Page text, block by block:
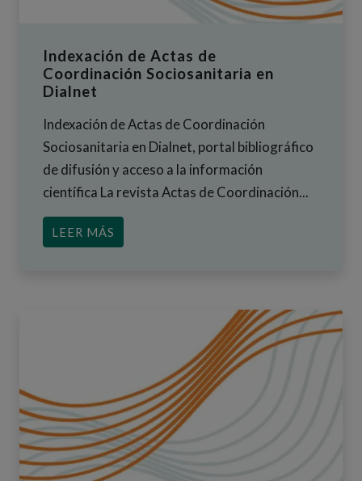
Indexación de Actas de
Coordinación Sociosanitaria en
Dialnet
Indexación de Actas de Coordinación
Sociosanitaria en Dialnet, portal bibliográfico
de difusión y acceso a la información
científica La revista Actas de Coordinación...
LEER MÁS